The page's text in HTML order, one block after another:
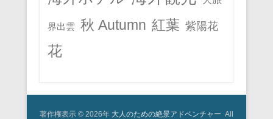
界出雲 秋 Autumn 紅葉 紫陽花
花
著作権表示 © 2026年 大人のための絶景アドベンチャー All